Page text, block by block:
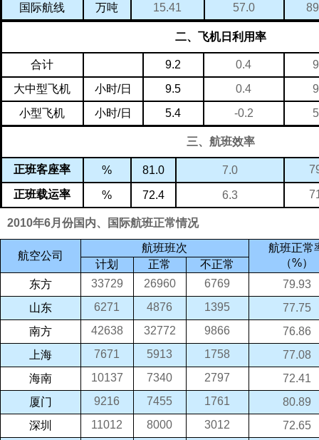
国际航线 万吨 15.41 57.0
二、飞机日利用率
合计 9.2 0.4
大中型飞机 小时/日 9.5 0.4
小型飞机 小时/日 5.4 -0.2
三、航班效率
正班客座率 % 81.0 7.0
正班载运率 % 72.4 6.3
2010年6月份国内、国际航班正常情况
航空公司
航班班次
航班正常
（%）
计划 正常
不正常
东方
33729 26960 6769
79.93
山东
6271 4876 1395
77.75
南方
42638 32772 9866
76.86
上海
7671 5913 1758
77.08
海南
10137 7340 2797
72.41
厦门
9216 7455 1761
80.89
深圳
11012 8000 3012
72.65